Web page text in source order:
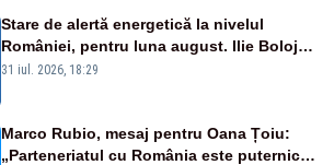
Stare de alertă energetică la nivelul
României, pentru luna august. Ilie Bolojan
a anunțat importuri și posibile restricții –
31 iul. 2026, 18:29
Marco Rubio, mesaj pentru Oana Țoiu:
„Parteneriatul cu România este puternic